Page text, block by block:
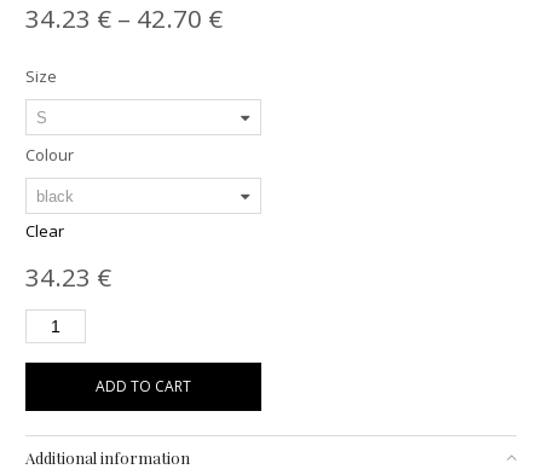
34.23 € – 42.70 €
Size
Colour
Clear
34.23 €
ADD TO CART
Additional information